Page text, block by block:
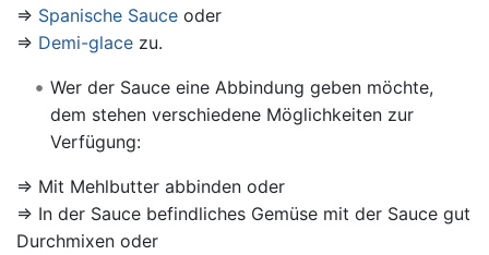
⇒ Spanische Sauce oder
⇒ Demi-glace zu.
Wer der Sauce eine Abbindung geben möchte,
dem stehen verschiedene Möglichkeiten zur
Verfügung:
⇒ Mit Mehlbutter abbinden oder
⇒ In der Sauce befindliches Gemüse mit der Sauce gut
Durchmixen oder